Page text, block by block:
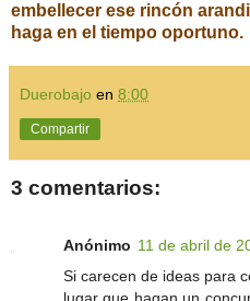
embellecer ese rincón
haga en el tiempo oportuno.
Duerobajo en 8:00
Compartir
3 comentarios:
Anónimo 11 de abril de
Si carecen de ideas para
lugar que hagan un